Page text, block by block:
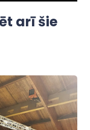
arī šie